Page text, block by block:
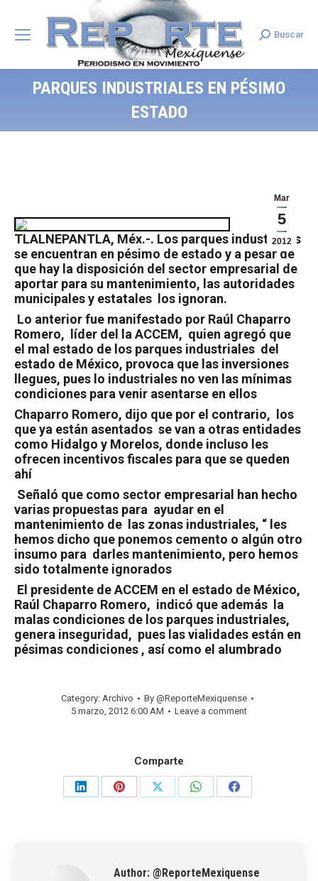
Search:
Buscar
PARQUES INDUSTRIALES EN PÉSIMO
ESTADO
Mar
5
2012
TLALNEPANTLA, Méx.-. Los parques industriales
se encuentran en pésimo de estado y a pesar de
que hay la disposición del sector empresarial de
aportar para su mantenimiento, las autoridades
municipales y estatales
los ignoran.
Lo anterior fue manifestado por Raúl Chaparro
Romero,
líder del la ACCEM, quien agregó que
el mal estado de los parques industriales del
estado de México, provoca que las inversiones
llegues, pues lo industriales no ven las mínimas
condiciones para venir asentarse en ellos
Chaparro Romero, dijo que por el contrario,
los
que ya están asentados se van a otras entidades
como Hidalgo y Morelos, donde incluso les
ofrecen incentivos fiscales para que se queden
ahí
Señaló que como sector empresarial han hecho
varias propuestas para ayudar en el
mantenimiento de
las zonas industriales, “ les
hemos dicho que ponemos cemento o algún otro
insumo para darles mantenimiento, pero hemos
sido totalmente ignorados
El presidente de ACCEM en el estado de México,
Raúl Chaparro Romero, indicó que además
la
malas condiciones de los parques industriales,
genera inseguridad, pues las vialidades están en
pésimas condiciones , así como el alumbrado
Category: Archivo By @ReporteMexiquense
5 marzo, 2012 6:00 AM
Leave a comment
Comparte
Share
Share
Share
Share
Share
Author: @ReporteMexiquense